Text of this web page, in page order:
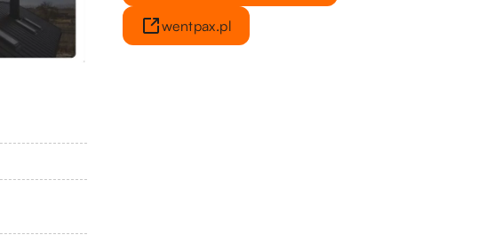
wentpax.pl